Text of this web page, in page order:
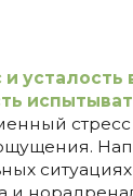
и усталость